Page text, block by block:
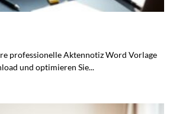
professionelle Aktennotiz Word Vorlage
und optimieren Sie...